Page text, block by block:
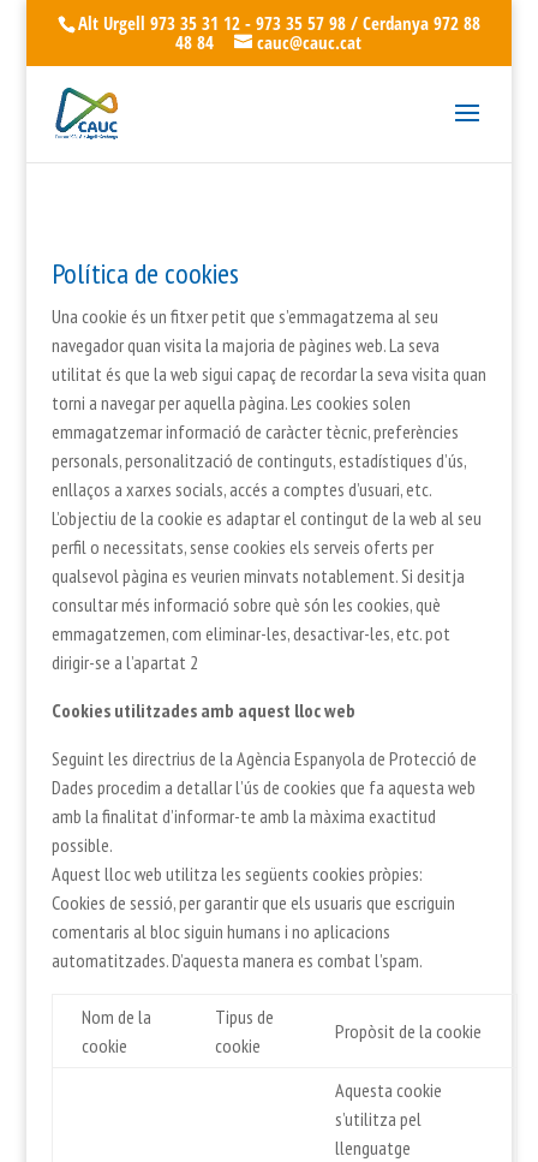
Alt Urgell 973 35 31 12 - 973 35 57 98 / Cerdanya 972 88
48 84
cauc@cauc.cat
Política de cookies
Una cookie és un fitxer petit que s’emmagatzema al seu
navegador quan visita la majoria de pàgines web. La seva
utilitat és que la web sigui capaç de recordar la seva visita quan
torni a navegar per aquella pàgina. Les cookies solen
emmagatzemar informació de caràcter tècnic, preferències
personals, personalització de continguts, estadístiques d’ús,
enllaços a xarxes socials, accés a comptes d’usuari, etc.
L’objectiu de la cookie es adaptar el contingut de la web al seu
perfil o necessitats, sense cookies els serveis oferts per
qualsevol pàgina es veurien minvats notablement. Si desitja
consultar més informació sobre què són les cookies, què
emmagatzemen, com eliminar-les, desactivar-les, etc. pot
dirigir-se a l’apartat 2
Cookies utilitzades amb aquest lloc web
Seguint les directrius de la Agència Espanyola de Protecció de
Dades procedim a detallar l’ús de cookies que fa aquesta web
amb la finalitat d’informar-te amb la màxima exactitud
possible.
Aquest lloc web utilitza les següents cookies pròpies:
Cookies de sessió, per garantir que els usuaris que escriguin
comentaris al bloc siguin humans i no aplicacions
automatitzades. D’aquesta manera es combat l’spam.
Nom de la
cookie
Tipus de
cookie
Propòsit de la cookie
Aquesta cookie
s’utilitza pel
llenguatge